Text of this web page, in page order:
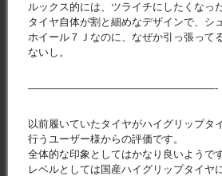
ルックス的には、ツライチにしたくなった
タイヤ自体が割と細めなデザインで、シ
ホイール７Ｊなのに、なぜか引っ張って
ないし。
——————————————————-
以前履いていたタイヤがハイグリップタ
行うユーザー様からの評価です。
全体的な印象としてはかなり良いようで
レベルとしては国産ハイグリップタイヤ